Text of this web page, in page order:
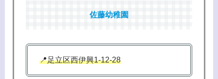
佐藤幼稚園
📍足立区西伊興1-12-28